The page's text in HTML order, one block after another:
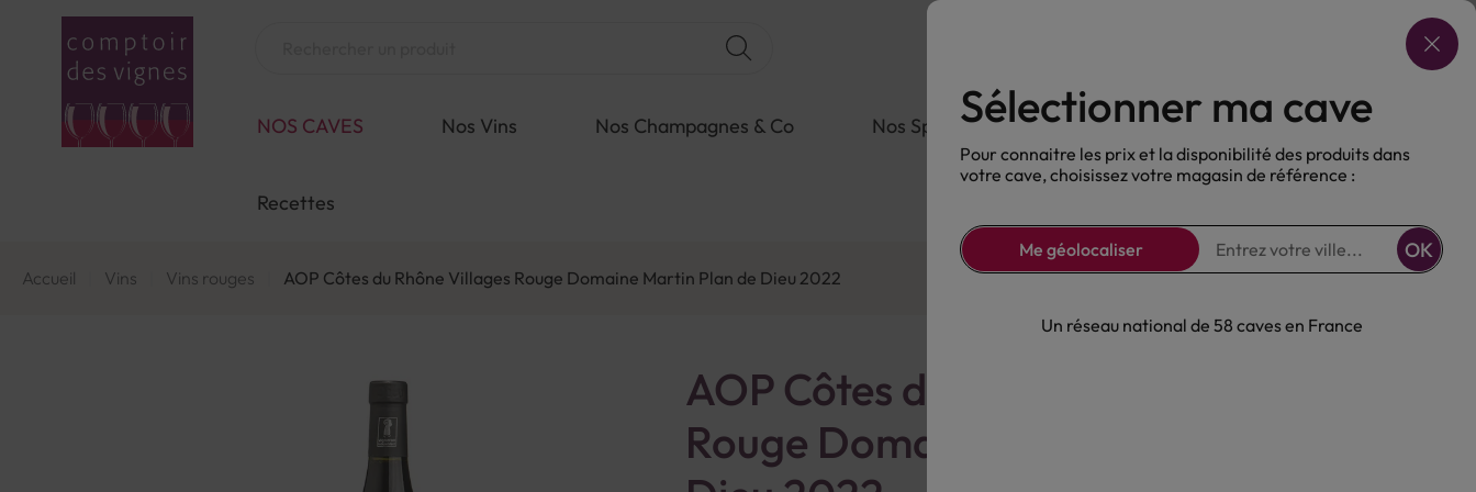
Choisir ma cave
NOS CAVES Nos Vins Nos Champagnes & Co Nos Spiritueux Nos Bières Sans alcool
Recettes
Accueil Vins Vins rouges AOP Côtes du Rhône Villages Rouge Domaine Martin Plan de Dieu 2022
AOP Côtes du Rhône Villages
Rouge Domaine Martin Plan de
Sélectionner ma cave
Pour connaitre les prix et la disponibilité des produits dans
votre cave, choisissez votre magasin de référence :
Me géolocaliser OK
Un réseau national de 58 caves en France